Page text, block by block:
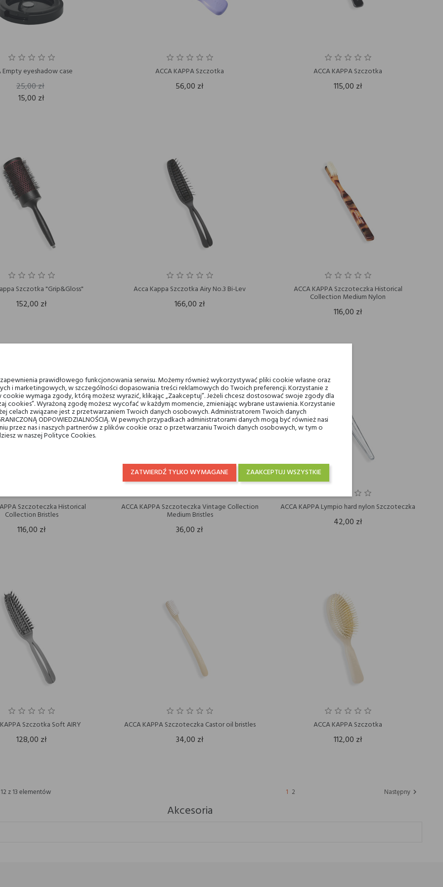
Empty eyeshadow case
25,00 zł
15,00 zł
ACCA KAPPA Szczotka
56,00 zł
ACCA KAPPA Szczotka
115,00 zł
Szczotka "Grip&Gloss"
152,00 zł
Acca Kappa Szczotka Airy No.3 Bi-Lev
166,00 zł
ACCA KAPPA Szczoteczka Historical
Collection Medium Nylon
116,00 zł
Szczoteczka Historical
Collection Bristles
116,00 zł
ACCA KAPPA Szczoteczka Vintage Collection
Medium Bristles
36,00 zł
ACCA KAPPA Lympio hard nylon Szczoteczka
42,00 zł
Szczotka Soft AIRY
128,00 zł
ACCA KAPPA Szczoteczka Castor oil bristles
34,00 zł
ACCA KAPPA Szczotka
112,00 zł
z 13 elementów 1 2 Następny
Akcesoria
prawidłowego funkcjonowania serwisu. Możemy również wykorzystywać pliki cookie własne oraz
i marketingowych, w szczególności dopasowania treści reklamowych do Twoich preferencji. Korzystanie z
wymaga zgody, którą możesz wyrazić, klikając „Zaakceptuj”. Jeżeli chcesz dostosować swoje zgody dla
cookies”. Wyrażoną zgodę możesz wycofać w każdym momencie, zmieniając wybrane ustawienia. Korzystanie
celach związane jest z przetwarzaniem Twoich danych osobowych. Administratorem Twoich danych
ODPOWIEDZIALNOŚCIĄ. W pewnych przypadkach administratorami danych mogą być również nasi
przez nas i naszych partnerów z plików cookie oraz o przetwarzaniu Twoich danych osobowych, w tym o
w naszej Polityce Cookies.
ZAAKCEPTUJ WSZYSTKIE
ZATWIERDŹ TYLKO WYMAGANE